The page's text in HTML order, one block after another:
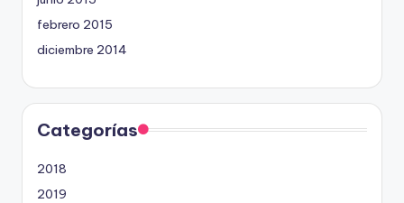
febrero 2015
diciembre 2014
Categorías
2018
2019